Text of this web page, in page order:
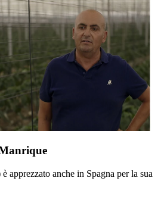
apprezzato anche in Spagna per la sua